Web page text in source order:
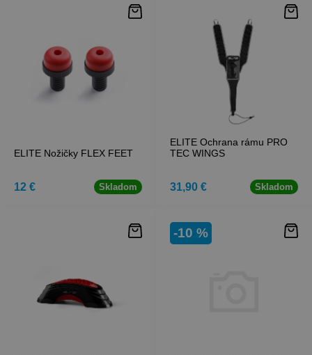
ELITE Nožičky FLEX FEET
12 € Skladom
ELITE Ochrana rámu PRO
TEC WINGS
31,90 € Skladom
-10 %